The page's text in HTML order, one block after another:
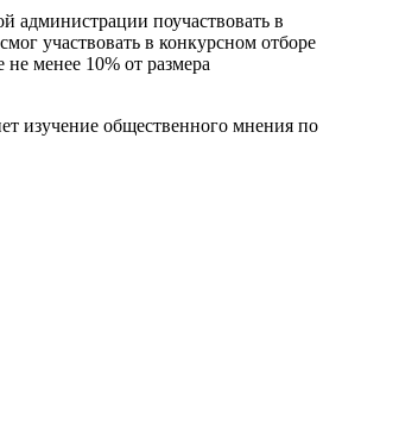
администрации поучаствовать в
участвовать в конкурсном отборе
менее 10% от размера
изучение общественного мнения по